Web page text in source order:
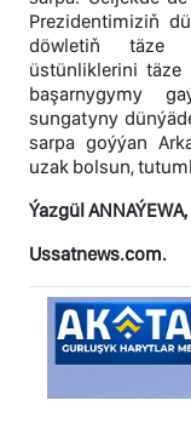
Prezidentimiziň
döwletiň täze
üstünliklerini täze
başarnygymy
sungatyny
sarpa goýýan
uzak bolsun,
Ýazgül ANNAÝEWA,
Ussatnews.com.